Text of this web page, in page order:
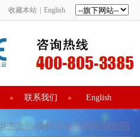
收藏本站 English
联系我们 English